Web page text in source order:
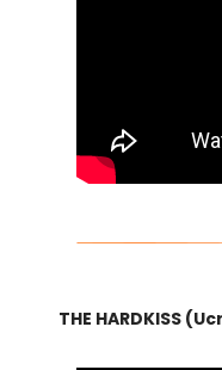
THE HARDKISS